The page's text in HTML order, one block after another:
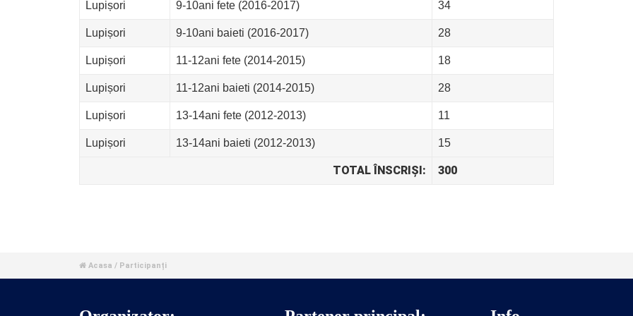
Lupișori 9-10ani fete (2016-2017) 34
Lupișori 9-10ani baieti (2016-2017) 28
Lupișori 11-12ani fete (2014-2015) 18
Lupișori 11-12ani baieti (2014-2015) 28
Lupișori 13-14ani fete (2012-2013) 11
Lupișori 13-14ani baieti (2012-2013) 15
TOTAL ÎNSCRIȘI: 300
 Acasa / Participanți